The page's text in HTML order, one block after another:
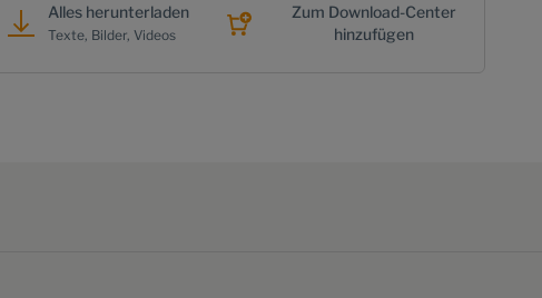
Alles herunterladen
Texte, Bilder, Videos
Zum Download-Center
hinzufügen